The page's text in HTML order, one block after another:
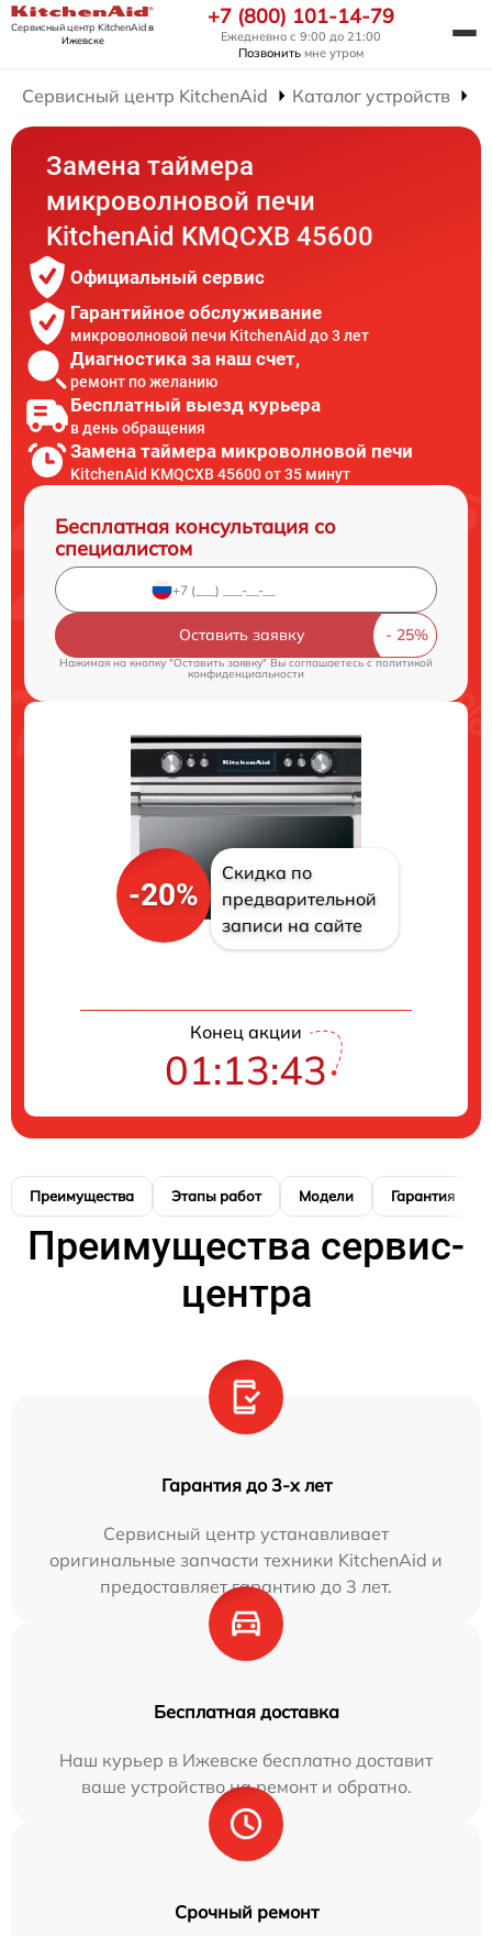
Сервисный центр KitchenAidв
Ижевске
+7 (800) 101-14-79
Ежедневно с 9:00 до 21:00
Позвонить мне утром
Сервисный центр KitchenAid Каталог устройств
Замена таймера
микроволновой печи
KitchenAid KMQCXB 45600
Официальный сервис
Гарантийное обслуживание
микроволновой печи KitchenAid до 3 лет
Диагностика за наш счет,
ремонт по желанию
Бесплатный выезд курьера
в день обращения
Замена таймера микроволновой печи
KitchenAid KMQCXB 45600 от 35 минут
Бесплатная консультация со
специалистом
Оставить заявку
Нажимая на кнопку "Оставить заявку" Вы соглашаетесь cполитикой
конфиденциальности
-20%
Скидка по
предварительной
записи на сайте
Конец акции
01:13:42
Преимущества Этапы работ Модели Гарантия
Преимущества сервис-
центра
Гарантия до 3-х лет
Сервисный центр устанавливает
оригинальные запчасти техники KitchenAid и
предоставляет гарантию до 3 лет.
Бесплатная доставка
Наш курьер в Ижевске бесплатно доставит
ваше устройство на ремонт и обратно.
Срочный ремонт